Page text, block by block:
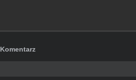
Komentarz